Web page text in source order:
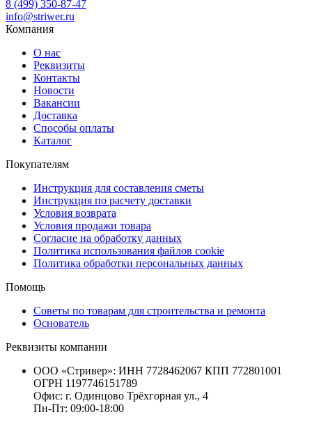
8 (499) 350-87-47
info@striwer.ru
Компания
О нас
Реквизиты
Контакты
Новости
Вакансии
Доставка
Способы оплаты
Каталог
Покупателям
Инструкция для составления сметы
Инструкция по расчету доставки
Условия возврата
Условия продажи товара
Согласие на обработку данных
Политика использования файлов cookie
Политика обработки персональных данных
Помощь
Советы по товарам для строительства и ремонта
Основатель
Реквизиты компании
ООО «Стривер»: ИНН 7728462067 КПП 772801001
ОГРН 1197746151789
Офис: г. Одинцово Трёхгорная ул., 4
Пн-Пт: 09:00-18:00